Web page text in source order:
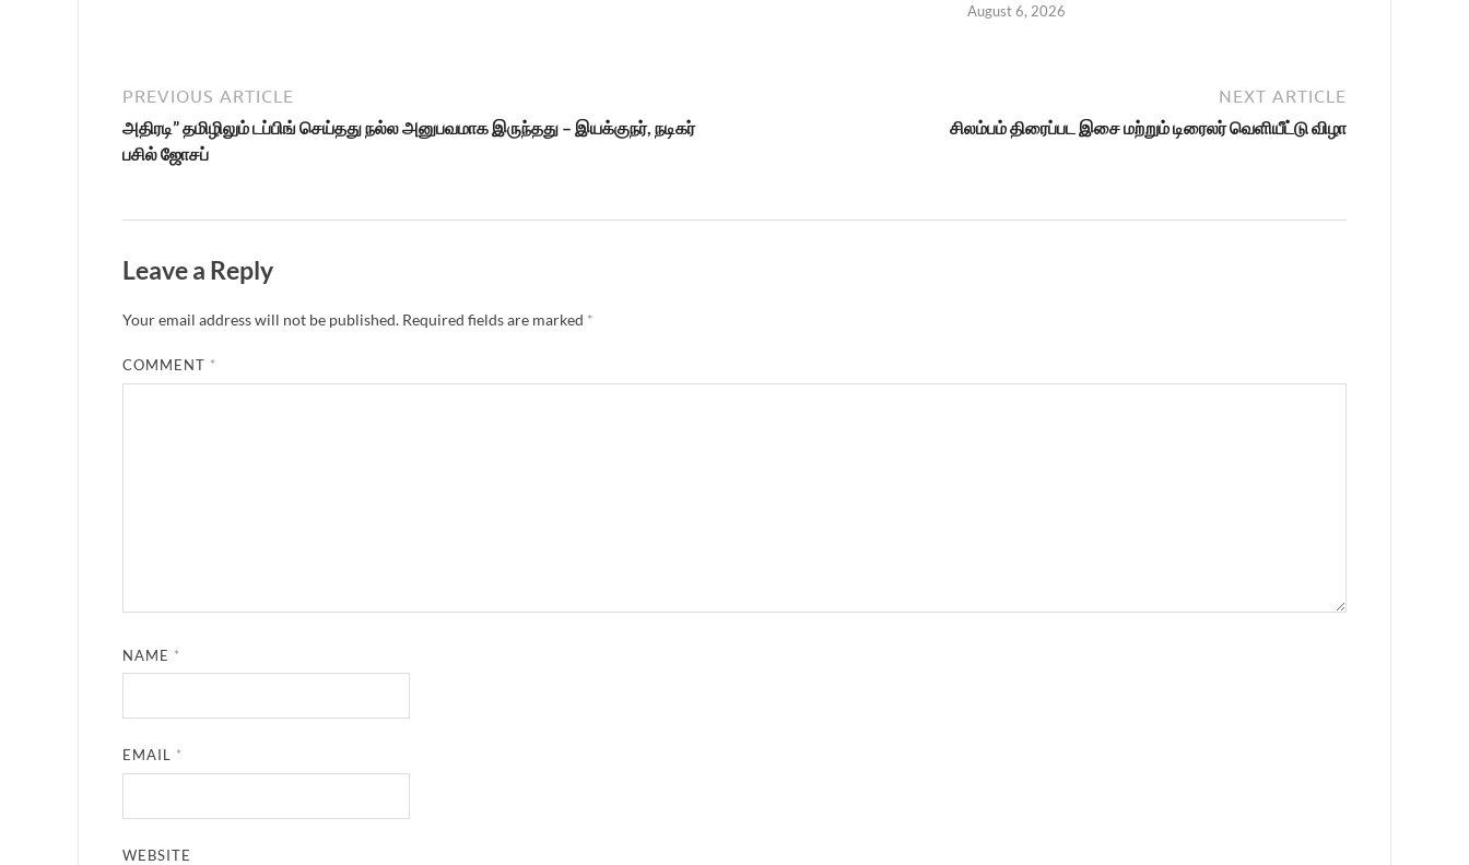
August 6, 2026
PREVIOUS ARTICLE
அதிரடி” தமிழிலும் டப்பிங் செய்தது நல்ல அனுபவமாக இருந்தது – இயக்குநர், நடிகர்
பசில் ஜோசப்
NEXT ARTICLE
சிலம்பம் திரைப்பட இசை மற்றும் டிரைலர் வெளியீட்டு விழா
Leave a Reply
Your email address will not be published. Required fields are marked *
COMMENT *
NAME *
EMAIL *
WEBSITE